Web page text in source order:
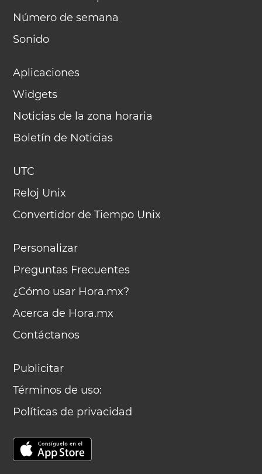
Número de semana
Sonido
Aplicaciones
Widgets
Noticias de la zona horaria
Boletín de Noticias
UTC
Reloj Unix
Convertidor de Tiempo Unix
Personalizar
Preguntas Frecuentes
¿Cómo usar Hora.mx?
Acerca de Hora.mx
Contáctanos
Publicitar
Términos de uso:
Políticas de privacidad